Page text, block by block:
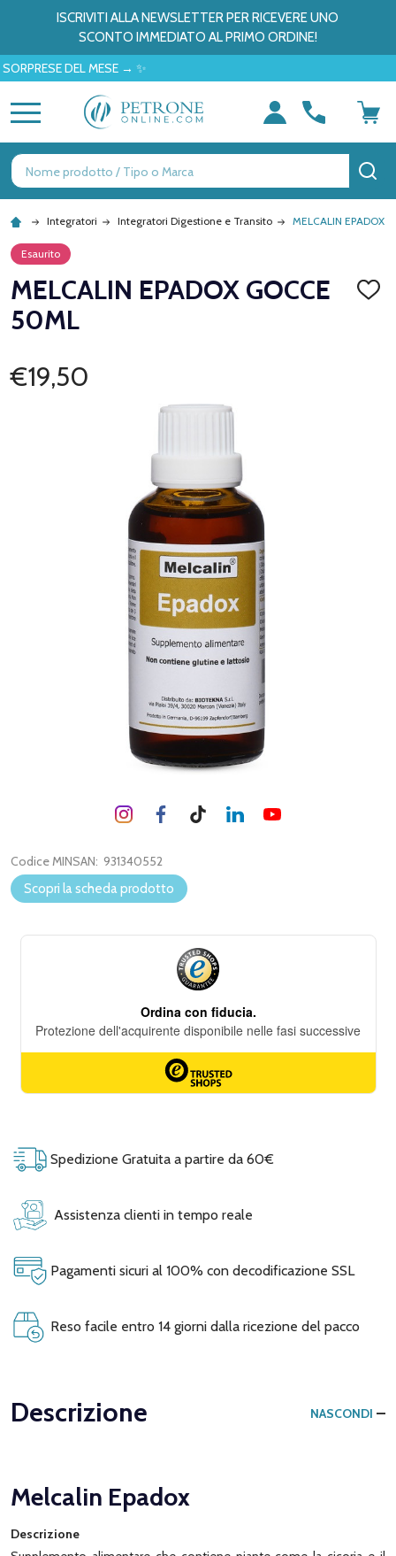
ISCRIVITI ALLA NEWSLETTER PER RICEVERE UNO
SCONTO IMMEDIATO AL PRIMO ORDINE!
DEL MESE → ✨
Ricerca
Integratori Integratori Digestione e Transito MELCALIN EPADOX
Esaurito
MELCALIN EPADOX GOCCE
50ML
€19,50
Codice MINSAN: 931340552
Scopri la scheda prodotto
Spedizione Gratuita a partire da 60€
Assistenza clienti in tempo reale
Pagamenti sicuri al 100% con decodificazione SSL
Reso facile entro 14 giorni dalla ricezione del pacco
Descrizione NASCONDI
Melcalin Epadox
Descrizione